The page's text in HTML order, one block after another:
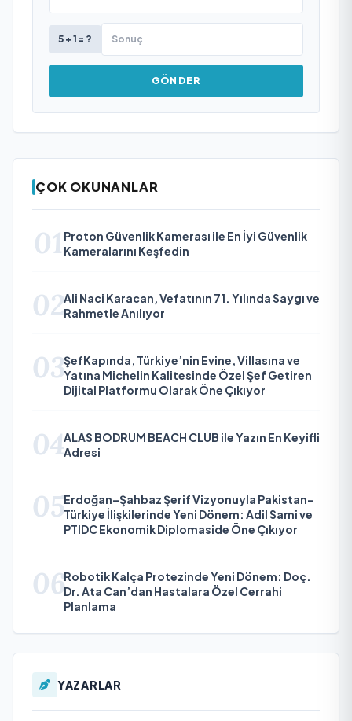
5 + 1 = ?
GÖNDER
ÇOK OKUNANLAR
01 Proton Güvenlik Kamerası ile En İyi Güvenlik
Kameralarını Keşfedin
02Ali Naci Karacan, Vefatının 71. Yılında Saygı ve
Rahmetle Anılıyor
03ŞefKapında, Türkiye’nin Evine, Villasına ve
Yatına Michelin Kalitesinde Özel Şef Getiren
Dijital Platformu Olarak Öne Çıkıyor
04ALAS BODRUM BEACH CLUB ile Yazın En Keyifli
Adresi
05Erdoğan–Şahbaz Şerif Vizyonuyla Pakistan–
Türkiye İlişkilerinde Yeni Dönem: Adil Sami ve
PTIDC Ekonomik Diplomaside Öne Çıkıyor
06Robotik Kalça Protezinde Yeni Dönem: Doç.
Dr. Ata Can’dan Hastalara Özel Cerrahi
Planlama
YAZARLAR